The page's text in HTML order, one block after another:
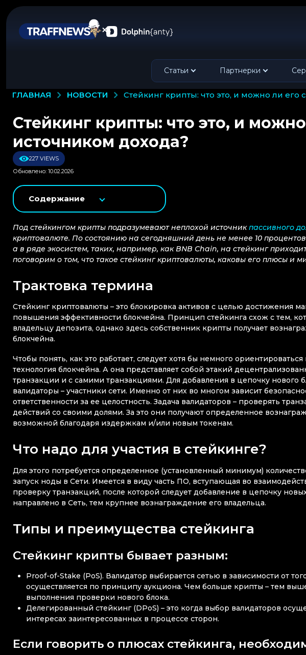
Статьи Партнерки
ГЛАВНАЯ НОВОСТИ стейкинг крипты: что это, и можно ли его
Стейкинг крипты: что это, и
источником дохода?
227 VIEWS
Обновлено: 10.02.2026
Содержание
Под стейкингом крипты подразумевают неплохой источникпассивного
криптовалюте. По состоянию на сегодняшний день не менее 10
а в ряде экосистем, таких, например, как BNB Chain, на стейкинг
поговорим о том, что такое стейкинг криптовалюты, каковы его плюсы и
Трактовка термина
Стейкинг криптовалюты – это блокировка активов с целью достижения
повышения эффективности блокчейна. Принцип стейкинга схож с тем,
владельцу депозита, однако здесь собственник крипты получает
блокчейна.
Чтобы понять, как это работает, следует хотя бы немного
технология блокчейна. А она представляет собой этакий
транзакции и с самими транзакциями. Для добавления в цепочку нового
валидаторы – участники сети. Именно от них во многом зависит
ответственности за ее целостность. Задача валидаторов – проверять
действий со своими долями. За это они получают определенное
возможной благодаря издержкам и/или новым токенам.
Что надо для участия в стейкинге?
Для этого потребуется определенное (установленный минимум)
запуск ноды в Сети. Имеется в виду часть ПО, вступающая во
проверку транзакций, после которой следует добавление в цепочку
направлено в Сеть, тем крупнее вознаграждение его владельца.
Типы и преимущества стейкинга
Стейкинг крипты бывает разным:
Proof-of-Stake (PoS). Валидатор выбирается сетью в зависимости от
осуществляется по принципу аукциона. Чем больше крипты – тем
выполнения проверки нового блока.
Делегированный стейкинг (DPoS) – это когда выбор валидаторов
интересах заинтересованных в процессе сторон.
Если говорить о плюсах стейкинга,